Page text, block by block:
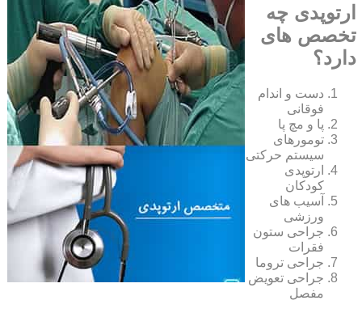
ارتوپدی چه
تخصص های
دارد؟
دست و اندام
فوقانی
پا و مچ پا
تومورهای
سیستم حرکتی
ارتوپدی
کودکان
آسیب های
ورزشی
جراحی ستون
فقرات
جراحی تروما
جراحی تعویض
مفصل